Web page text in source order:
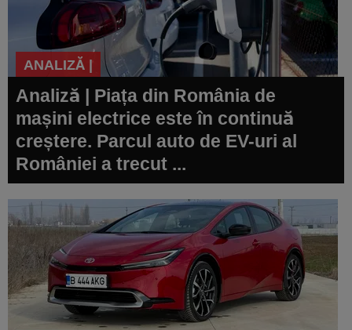
ANALIZĂ |
Analiză | Piața din România de
mașini electrice este în continuă
creștere. Parcul auto de EV-uri al
României a trecut ...